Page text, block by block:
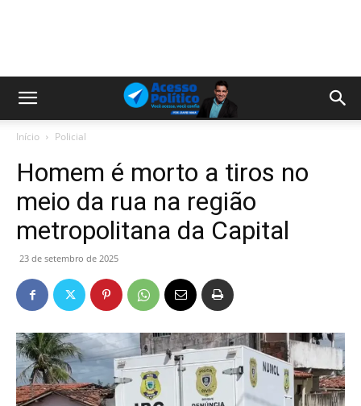
Início Policial
Homem é morto a tiros no
meio da rua na região
metropolitana da Capital
23 de setembro de 2025